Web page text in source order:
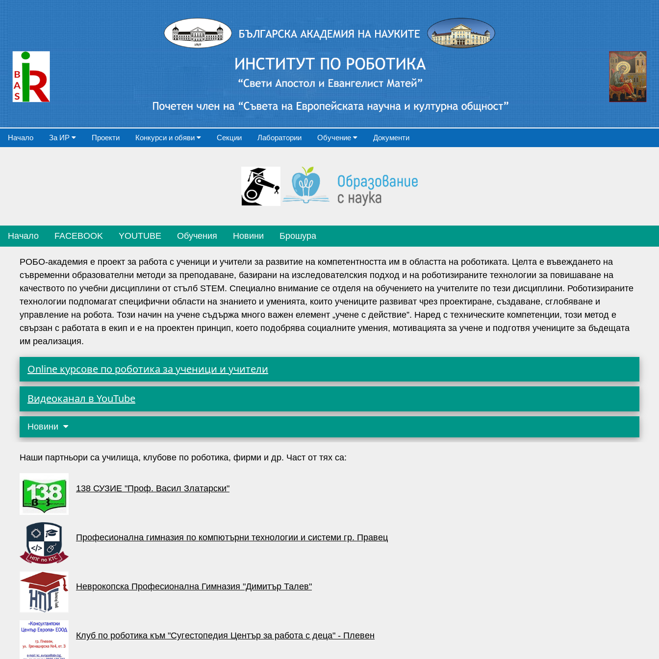
Начало За ИР Проекти Конкурси и обяви Секции Лаборатории Обучение Документи
Начало FACEBOOK YOUTUBE Обучения Новини Брошура
РОБО-академия е проект за работа с ученици и учители за развитие на компетентността им в областта на роботиката. Целта е въвеждането на
съвременни образователни методи за преподаване, базирани на изследователския подход и на роботизираните технологии за повишаване на
качеството по учебни дисциплини от стълб STEM. Специално внимание се отделя на обучението на учителите по тези дисциплини. Роботизираните
технологии подпомагат специфични области на знанието и уменията, които учениците развиват чрез проектиране, създаване, сглобяване и
управление на робота. Този начин на учене съдържа много важен елемент „учене с действие”. Наред с техническите компетенции, този метод е
свързан с работата в екип и е на проектен принцип, което подобрява социалните умения, мотивацията за учене и подготвя учениците за бъдещата
им реализация.
Online курсове по роботика за ученици и учители
Видеоканал в YouTube
Новини
Наши партньори са училища, клубове по роботика, фирми и др. Част от тях са:
138 СУЗИЕ "Проф. Васил Златарски"
Професионална гимназия по компютърни технологии и системи гр. Правец
Неврокопска Професионална Гимназия "Димитър Талев"
Клуб по роботика към "Сугестопедия Център за работа с деца" - Плевен